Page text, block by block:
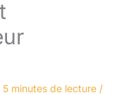
5 minutes de lecture /